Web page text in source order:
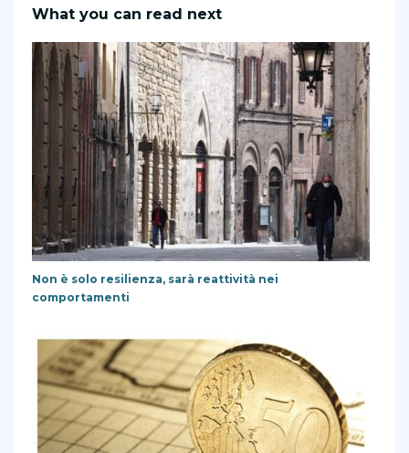
What you can read next
Non è solo resilienza, sarà reattività nei
comportamenti